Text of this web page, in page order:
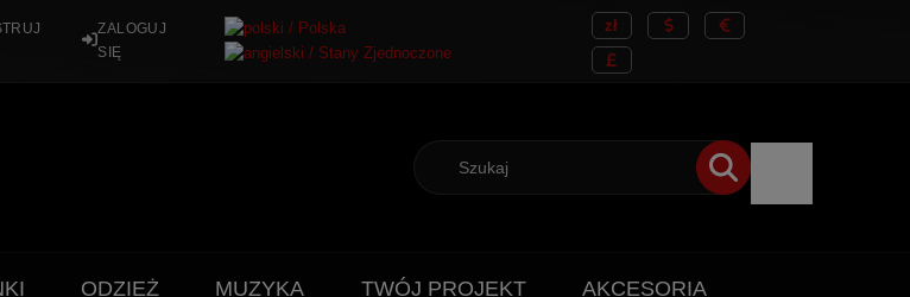
ZALOGUJ
SIĘ
ODZIEŻ MUZYKA TWÓJ PROJEKT AKCESORIA